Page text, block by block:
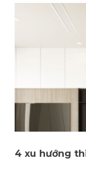
4 xu hướng